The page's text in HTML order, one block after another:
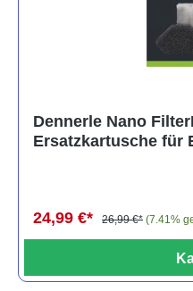
Dennerle Nano
Ersatzkartusche für
24,99 €* 26,99 €* (7.41%